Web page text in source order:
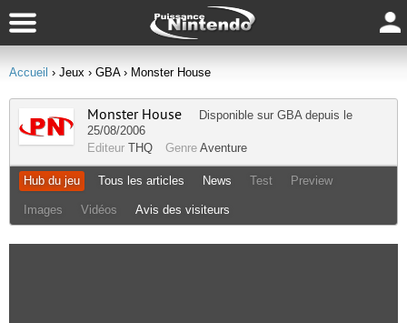
Accueil › Jeux › GBA› Monster House
Monster House Disponible sur GBAdepuis le
25/08/2006
Editeur THQ Genre Aventure
Hub du jeu Tous les articles News Test Preview
Images Vidéos Avis des visiteurs